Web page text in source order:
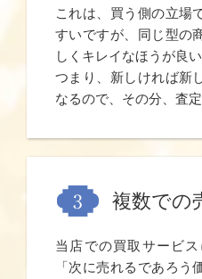
これは、買う側の立場
すいですが、同じ型の
しくキレイなほうが良い
つまり、新しければ新
なるので、その分、査
複数での
当店での買取サービス
「次に売れるであろう